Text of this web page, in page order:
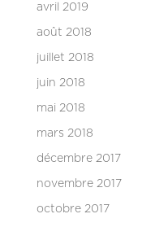
avril 2019
août 2018
juillet 2018
juin 2018
mai 2018
mars 2018
décembre 2017
novembre 2017
octobre 2017